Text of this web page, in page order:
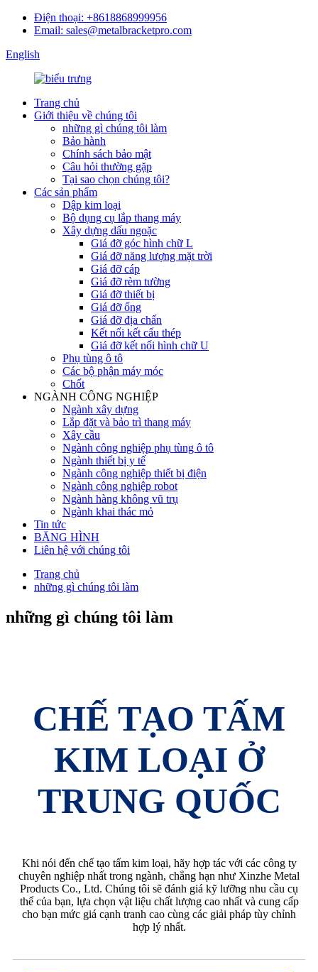
Điện thoại: +8618868999956
Email: sales@metalbracketpro.com
English
Trang chủ
Giới thiệu về chúng tôi
những gì chúng tôi làm
Bảo hành
Chính sách bảo mật
Câu hỏi thường gặp
Tại sao chọn chúng tôi?
Các sản phẩm
Dập kim loại
Bộ dụng cụ lắp thang máy
Xây dựng dấu ngoặc
Giá đỡ góc hình chữ L
Giá đỡ năng lượng mặt trời
Giá đỡ cáp
Giá đỡ rèm tường
Giá đỡ thiết bị
Giá đỡ ống
Giá đỡ địa chấn
Kết nối kết cấu thép
Giá đỡ kết nối hình chữ U
Phụ tùng ô tô
Các bộ phận máy móc
Chốt
NGÀNH CÔNG NGHIỆP
Ngành xây dựng
Lắp đặt và bảo trì thang máy
Xây cầu
Ngành công nghiệp phụ tùng ô tô
Ngành thiết bị y tế
Ngành công nghiệp thiết bị điện
Ngành công nghiệp robot
Ngành hàng không vũ trụ
Ngành khai thác mỏ
Tin tức
BĂNG HÌNH
Liên hệ với chúng tôi
Trang chủ
những gì chúng tôi làm
những gì chúng tôi làm
CHẾ TẠO TẤM
KIM LOẠI Ở
TRUNG QUỐC
Khi nói đến chế tạo tấm kim loại, hãy hợp tác với các công ty
chuyên nghiệp nhất trong ngành, chẳng hạn như Xinzhe Metal
Products Co., Ltd. Chúng tôi sẽ đánh giá kỹ lưỡng nhu cầu cụ
thể của bạn, lựa chọn vật liệu chất lượng cao nhất và cung cấp
cho bạn mức giá cạnh tranh cao cùng các giải pháp tùy chỉnh
hợp lý nhất.